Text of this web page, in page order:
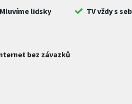
Mluvíme lidsky TV vždy s
bez závazků